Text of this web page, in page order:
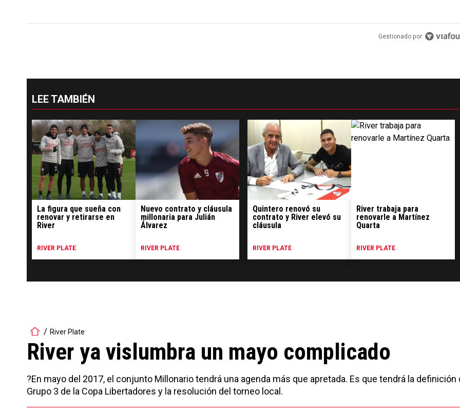
Gestionado por
LEE TAMBIÉN
La figura que sueña con
renovar y retirarse en
River
RIVER PLATE
Nuevo contrato y cláusula
millonaria para Julián
Álvarez
RIVER PLATE
Quintero renovó su
contrato y River elevó su
cláusula
RIVER PLATE
River trabaja para
renovarle a Martínez
Quarta
RIVER PLATE
River Plate
River ya vislumbra un mayo complicado
?En mayo del 2017, el conjunto Millonario tendrá una agenda más que apretada. Es que tendrá la definición
Grupo 3 de la Copa Libertadores y la resolución del torneo local.